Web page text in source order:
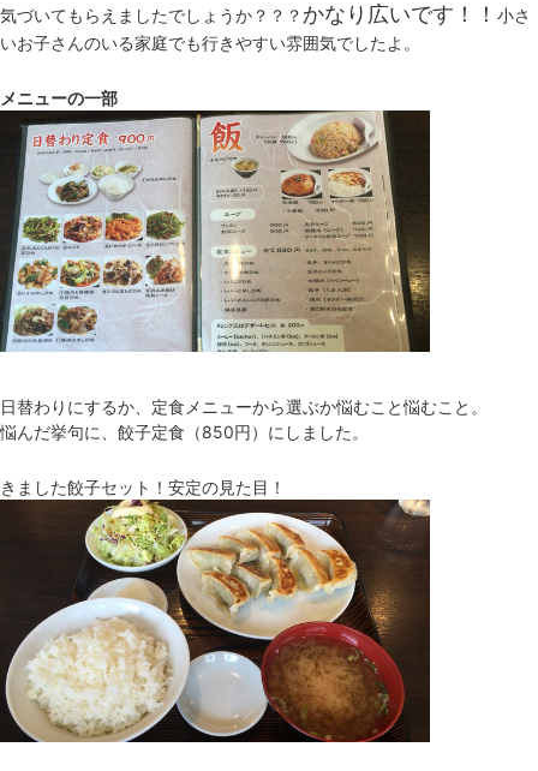
気づいてもらえましたでしょうか？？？ かなり広いです！！ 小さ
いお子さんのいる家庭でも行きやすい雰囲気でしたよ。
メニューの一部
日替わりにするか、定食メニューから選ぶか悩むこと悩むこと。
悩んだ挙句に、餃子定食（850円）にしました。
きました餃子セット！安定の見た目！